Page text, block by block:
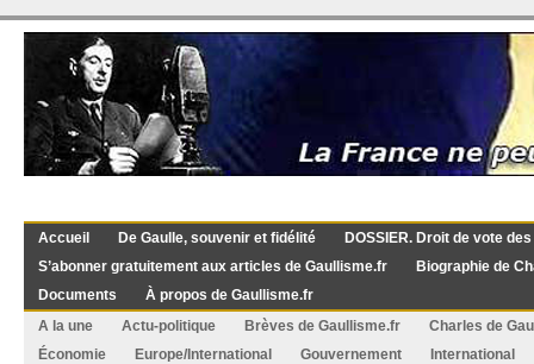
Accueil De Gaulle, souvenir et fidélité
DOSSIER. Droit de vote
S’abonner gratuitement aux articles de Gaullisme.fr
Biographie de
Documents
À propos de Gaullisme.fr
A la une
Actu-politique Brèves de Gaullisme.fr
Charles de
Économie
Europe/International Gouvernement
International